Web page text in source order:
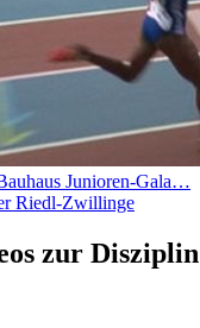
Junioren-Gala…
Riedl-Zwillinge
zur Disziplin